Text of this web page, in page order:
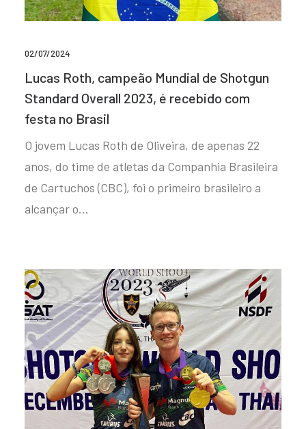
02/07/2024
Lucas Roth, campeão Mundial de Shotgun
Standard Overall 2023, é recebido com
festa no Brasil
O jovem Lucas Roth de Oliveira, de apenas 22
anos, do time de atletas da Companhia Brasileira
de Cartuchos (CBC), foi o primeiro brasileiro a
alcançar o…